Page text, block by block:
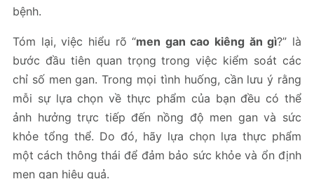
bệnh.
Tóm lại, việc hiểu rõ “men gan cao kiêng ăn gì?” là
bước đầu tiên quan trọng trong việc kiểm soát các
chỉ số men gan. Trong mọi tình huống, cần lưu ý rằng
mỗi sự lựa chọn về thực phẩm của bạn đều có thể
ảnh hưởng trực tiếp đến nồng độ men gan và sức
khỏe tổng thể. Do đó, hãy lựa chọn lựa thực phẩm
một cách thông thái để đảm bảo sức khỏe và ổn định
men gan hiệu quả.